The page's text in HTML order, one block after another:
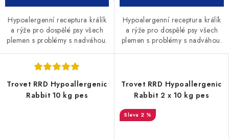
Hypoalergenní receptura králík
a rýže pro dospělé psy všech
plemen s problémy s nadváhou.
Hypoalergenní receptura králík
a rýže pro dospělé psy všech
plemen s problémy s nadváhou.
Trovet RRD Hypoallergenic
Rabbit 10 kg pes
Trovet RRD Hypoallergenic
Rabbit 2 x 10 kg pes
2 %